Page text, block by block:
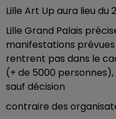
Lille Art Up aura lieu du
Lille Grand Palais
manifestations
rentrent pas dans le
(+ de 5000
sauf décision
contraire des